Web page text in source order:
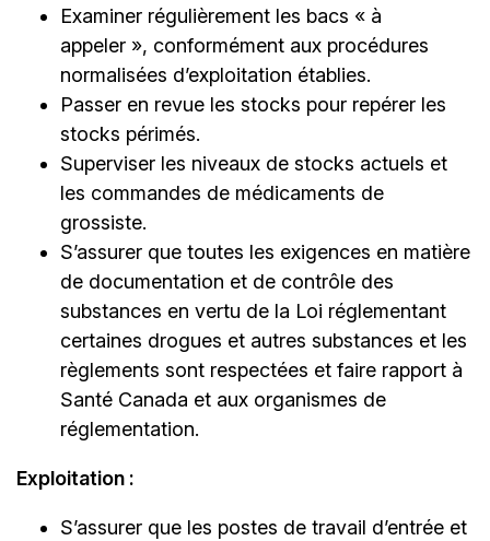
Examiner régulièrement les bacs « à
appeler », conformément aux procédures
normalisées d’exploitation établies.
Passer en revue les stocks pour repérer les
stocks périmés.
Superviser les niveaux de stocks actuels et
les commandes de médicaments de
grossiste.
S’assurer que toutes les exigences en matière
de documentation et de contrôle des
substances en vertu de la Loi réglementant
certaines drogues et autres substances et les
règlements sont respectées et faire rapport à
Santé Canada et aux organismes de
réglementation.
Exploitation :
S’assurer que les postes de travail d’entrée et